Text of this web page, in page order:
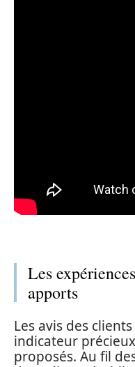
Les
apports
Les avis des
indicateur
proposés. Au fil